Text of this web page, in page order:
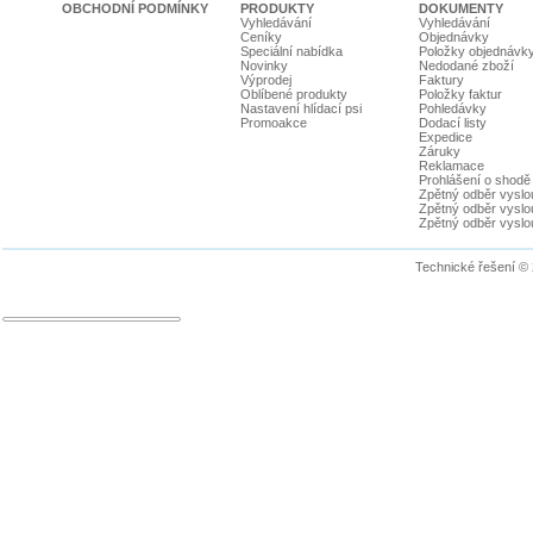
OBCHODNÍ PODMÍNKY
PRODUKTY
Vyhledávání
Ceníky
Speciální nabídka
Novinky
Výprodej
Oblíbené produkty
Nastavení hlídací psi
Promoakce
DOKUMENTY
Vyhledávání
Objednávky
Položky
Nedodané zboží
Faktury
Položky faktur
Pohledávky
Dodací listy
Expedice
Záruky
Reklamace
Prohlášení o shodě
Zpětný odběr
Zpětný odběr
Zpětný odběr
Technické řešení ©